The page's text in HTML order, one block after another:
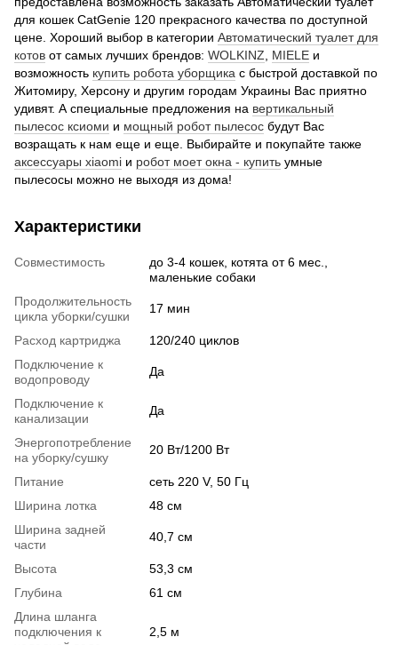
для кошек CatGenie 120 прекрасного качества по доступной
цене. Хороший выбор в категории Автоматический туалет для
котов от самых лучших брендов: WOLKINZ MIELE и
возможность купить робота уборщика с быстрой доставкой по
Житомиру, Херсону и другим городам Украины Вас приятно
удивят. А специальные предложения на вертикальный
пылесос ксиоми и мощный робот пылесос будут Вас
возращать к нам еще и еще. Выбирайте и покупайте также
аксессуары xiaomi и робот моет окна - купить умные
пылесосы можно не выходя из дома!
Характеристики
Совместимость
до 3-4 кошек, котята от 6 мес.,
маленькие собаки
Продолжительность
цикла уборки/сушки
17 мин
Расход картриджа
120/240 циклов
Подключение к
водопроводу
Да
Подключение к
канализации
Да
Энергопотребление
на уборку/сушку
20 Вт/1200 Вт
Питание
сеть 220 V, 50 Гц
Ширина лотка
48 см
Ширина задней
части
40,7 см
Высота
53,3 см
Глубина
61 см
Длина шланга
подключения к
2,5 м